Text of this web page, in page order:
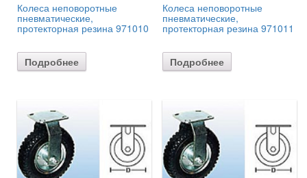
Колеса неповоротные
пневматические,
протекторная резина 971010
Подробнее
Колеса неповоротные
пневматические,
протекторная резина 971011
Подробнее